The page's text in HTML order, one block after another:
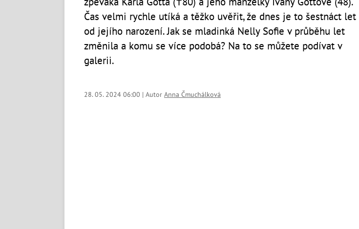
Čas velmi rychle utíká a těžko uvěřit, že dnes je to šestnáct let
od jejího narození. Jak se mladinká Nelly Sofie v průběhu let
změnila a komu se více podobá? Na to se můžete podívat v
galerii.
28. 05. 2024 06:00 | Autor Anna Čmuchálková